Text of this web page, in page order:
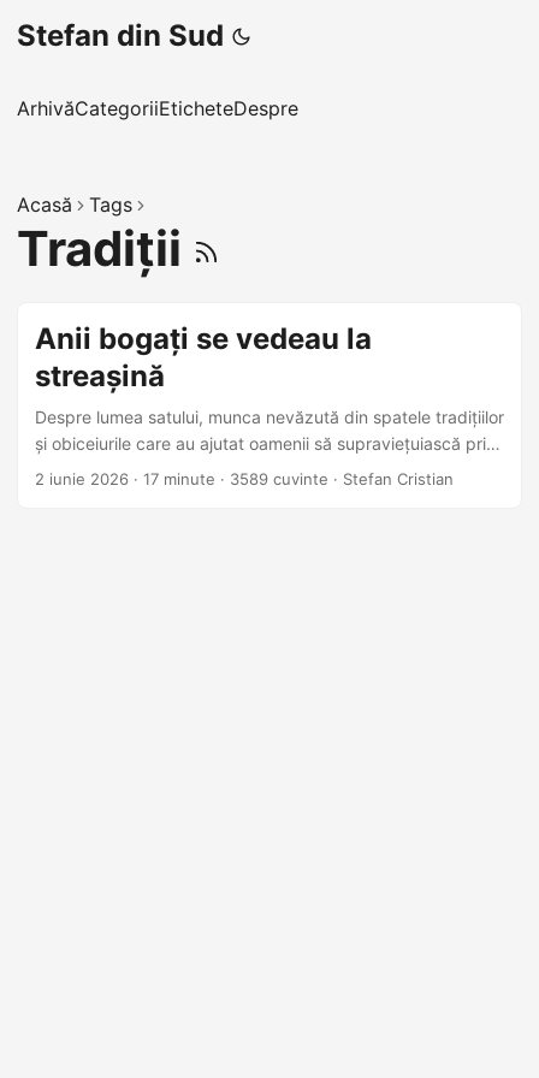
Stefan din Sud
ArhivăCategoriiEticheteDespre
Acasă Tags
Tradiții
Anii bogați se vedeau la
streașină
Despre lumea satului, munca nevăzută din spatele tradițiilor
și obiceiurile care au ajutat oamenii să supraviețuiască prin
război, comunism și tranziție.
2 iunie 2026 · 17 minute · 3589 cuvinte · Stefan Cristian